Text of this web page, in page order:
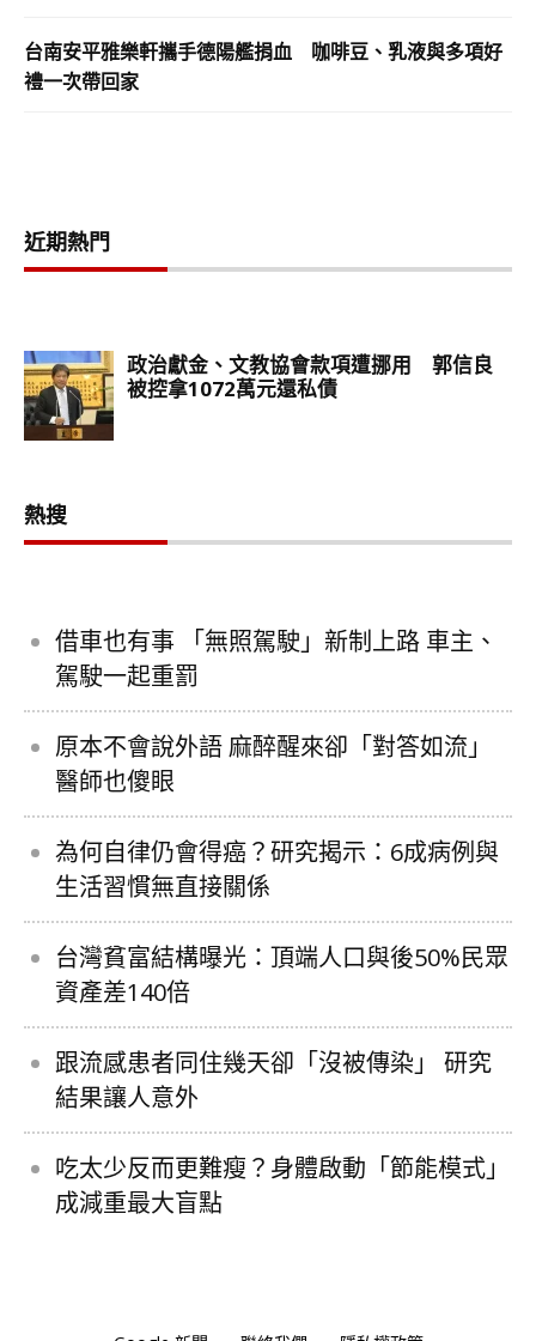
台南安平雅樂軒攜手德陽艦捐血 咖啡豆、乳液與多項好
禮一次帶回家
近期熱門
熱搜
借車也有事 「無照駕駛」新制上路 車主、
駕駛一起重罰
原本不會說外語 麻醉醒來卻「對答如流」
醫師也傻眼
為何自律仍會得癌？研究揭示：6成病例與
生活習慣無直接關係
台灣貧富結構曝光：頂端人口與後50%民眾
資產差140倍
跟流感患者同住幾天卻「沒被傳染」 研究
結果讓人意外
吃太少反而更難瘦？身體啟動「節能模式」
成減重最大盲點